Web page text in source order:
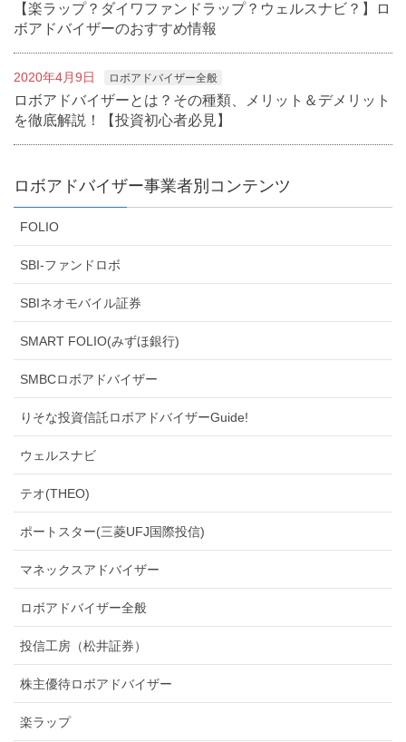
【楽ラップ？ダイワファンドラップ？ウェルスナビ？】ロ
ボアドバイザーのおすすめ情報
2020年4月9日 ロボアドバイザー全般
ロボアドバイザーとは？その種類、メリット＆デメリット
を徹底解説！【投資初心者必見】
ロボアドバイザー事業者別コンテンツ
FOLIO
SBI-ファンドロボ
SBIネオモバイル証券
SMART FOLIO(みずほ銀行)
SMBCロボアドバイザー
りそな投資信託ロボアドバイザーGuide!
ウェルスナビ
テオ(THEO)
ポートスター(三菱UFJ国際投信)
マネックスアドバイザー
ロボアドバイザー全般
投信工房（松井証券）
株主優待ロボアドバイザー
楽ラップ